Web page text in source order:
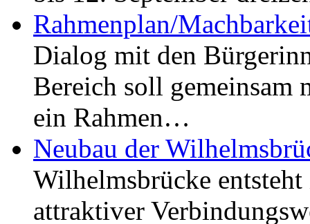
Rahmenplan/
Dialog mit den
Bereich soll gemeinsam
ein Rahmen…
Neubau der
Wilhelmsbrücke
attraktiver